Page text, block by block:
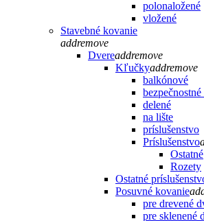
polonaložené
vložené
Stavebné kovanie
addremove
Dvereaddremove
Kľučkyaddremove
balkónové
delené
na lište
príslušenstvo
Príslušenstvo
Ostatné
Rozety
Ostatné
Posuvné kovanie
pre drevené
pre sklenené